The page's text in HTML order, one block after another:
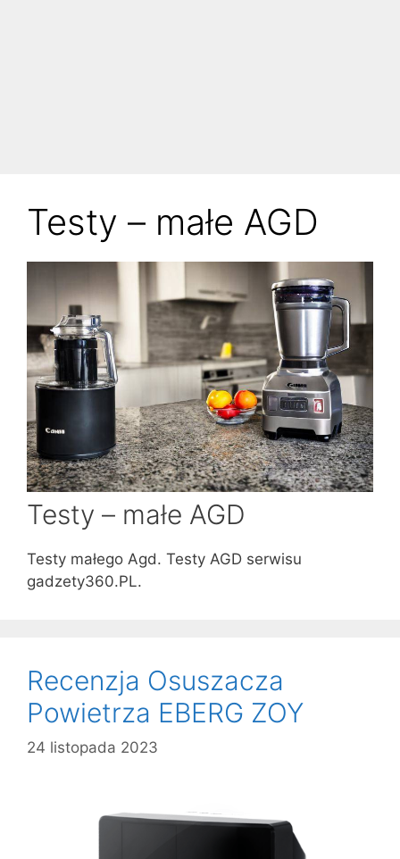
Testy – małe AGD
Testy – małe AGD
Testy małego Agd. Testy AGD serwisu
gadzety360.PL.
Recenzja Osuszacza
Powietrza EBERG ZOY
24 listopada 2023